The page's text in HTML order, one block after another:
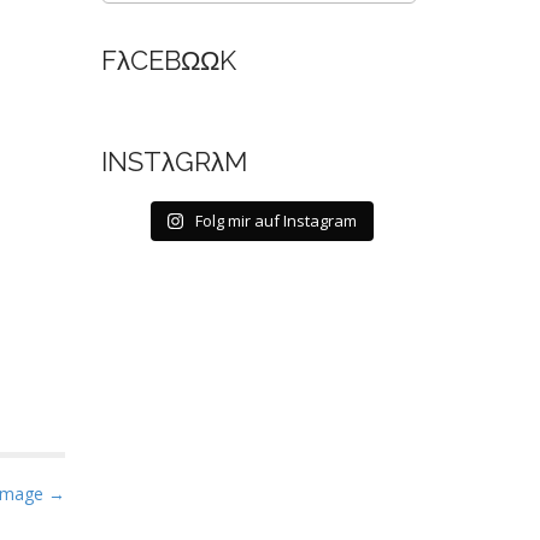
→
FλCEBΩΩK
INSTλGRλM
Folg mir auf Instagram